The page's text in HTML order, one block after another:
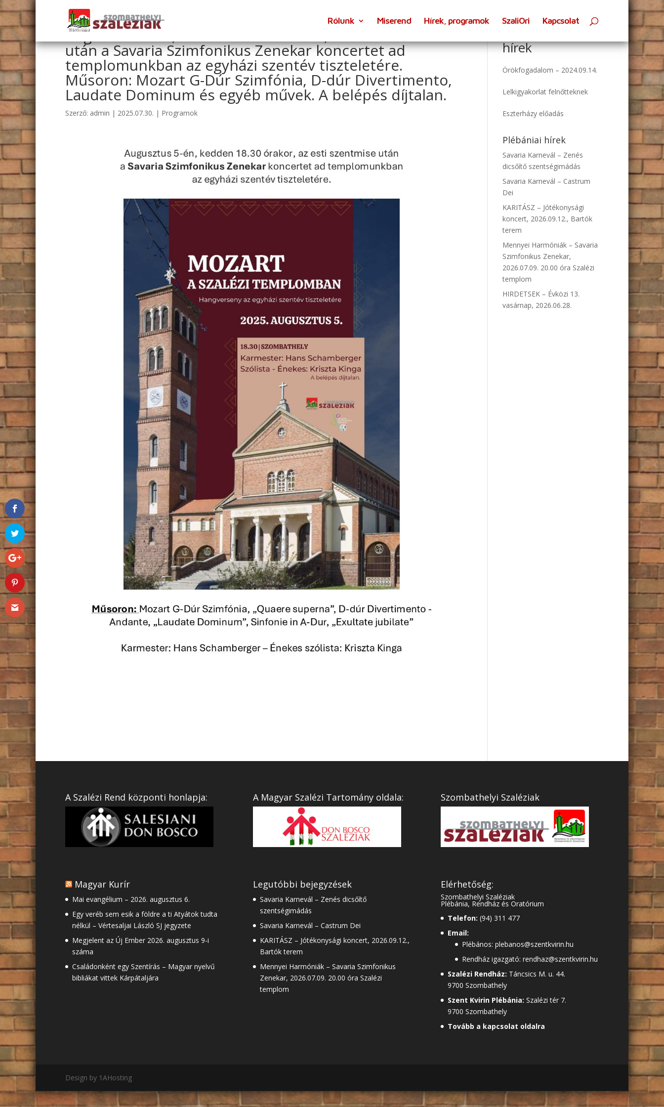
Rólunk Miserend Hírek, programok SzaliOri Kapcsolat
Augusztus 5-én, kedden 18.30 órakor, az esti szentmise
után a Savaria Szimfonikus Zenekar koncertet ad
templomunkban az egyházi szentév tiszteletére.
Műsoron: Mozart G-Dúr Szimfónia, D-dúr Divertimento,
Laudate Dominum és egyéb művek. A belépés díjtalan.
Szerző: admin | 2025.07.30. | Programok
hírek
Örökfogadalom – 2024.09.14.
Lelkigyakorlat felnőtteknek
Eszterházy előadás
Plébániai hírek
Savaria Karnevál – Zenés
dicsőítő szentségimádás
Savaria Karnevál – Castrum
Dei
KARITÁSZ – Jótékonysági
koncert, 2026.09.12., Bartók
terem
Mennyei Harmóniák – Savaria
Szimfonikus Zenekar,
2026.07.09. 20.00 óra Szalézi
templom
HIRDETSEK – Évközi 13.
vasárnap, 2026.06.28.
A Szalézi Rend központi honlapja:
Magyar Kurír
Mai evangélium – 2026. augusztus 6.
Egy veréb sem esik a földre a ti Atyátok tudta
nélkül – Vértesaljai László SJ jegyzete
Megjelent az Új Ember 2026. augusztus 9-i
száma
Családonként egy Szentírás – Magyar nyelvű
bibliákat vittek Kárpátaljára
A Magyar Szalézi Tartomány oldala:
Legutóbbi bejegyzések
Savaria Karnevál – Zenés dicsőítő
szentségimádás
Savaria Karnevál – Castrum Dei
KARITÁSZ – Jótékonysági koncert, 2026.09.12.,
Bartók terem
Mennyei Harmóniák – Savaria Szimfonikus
Zenekar, 2026.07.09. 20.00 óra Szalézi
templom
Szombathelyi Szaléziak
Elérhetőség:
Szombathelyi Szaléziak
Plébánia, Rendház és Oratórium
Telefon: (94) 311 477
Email:
Plébános: plebanos@szentkvirin.hu
Rendház igazgató: rendhaz@szentkvirin.hu
Szalézi Rendház: Táncsics M. u. 44.
9700 Szombathely
Szent Kvirin Plébánia: Szalézi tér 7.
9700 Szombathely
Tovább a kapcsolat oldalra
Design by 1AHosting